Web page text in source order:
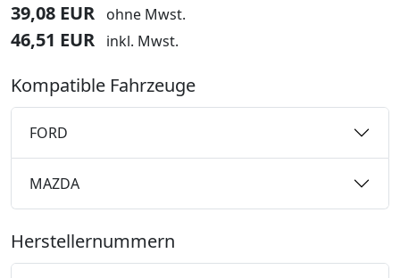
39,08 EUR ohne Mwst.
46,51 EUR inkl. Mwst.
Kompatible Fahrzeuge
FORD
MAZDA
Herstellernummern